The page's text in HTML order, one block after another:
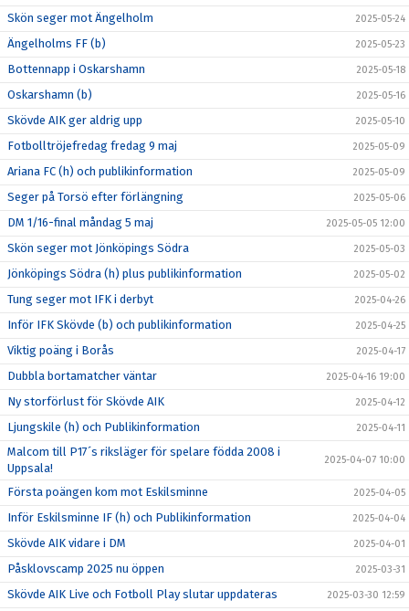
Skön seger mot Ängelholm 2025-05-24
Ängelholms FF (b) 2025-05-23
Bottennapp i Oskarshamn 2025-05-18
Oskarshamn (b) 2025-05-16
Skövde AIK ger aldrig upp 2025-05-10
Fotbolltröjefredag fredag 9 maj 2025-05-09
Ariana FC (h) och publikinformation 2025-05-09
Seger på Torsö efter förlängning 2025-05-06
DM 1/16-final måndag 5 maj 2025-05-05 12:00
Skön seger mot Jönköpings Södra 2025-05-03
Jönköpings Södra (h) plus publikinformation 2025-05-02
Tung seger mot IFK i derbyt 2025-04-26
Inför IFK Skövde (b) och publikinformation 2025-04-25
Viktig poäng i Borås 2025-04-17
Dubbla bortamatcher väntar 2025-04-16 19:00
Ny storförlust för Skövde AIK 2025-04-12
Ljungskile (h) och Publikinformation 2025-04-11
Malcom till P17´s riksläger för spelare födda 2008 i
Uppsala!
2025-04-07 10:00
Första poängen kom mot Eskilsminne 2025-04-05
Inför Eskilsminne IF (h) och Publikinformation 2025-04-04
Skövde AIK vidare i DM 2025-04-01
Påsklovscamp 2025 nu öppen 2025-03-31
Skövde AIK Live och Fotboll Play slutar uppdateras 2025-03-30 12:59